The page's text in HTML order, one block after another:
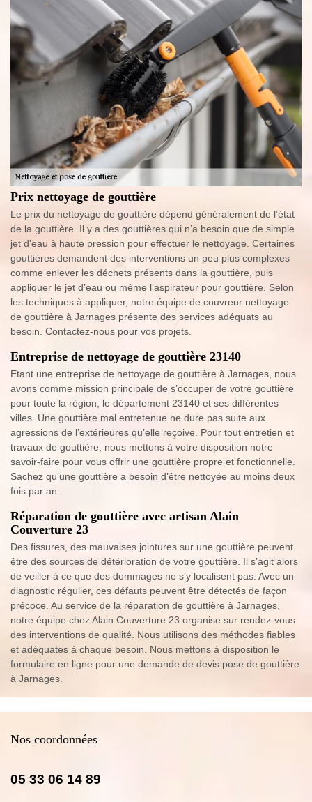
Prix nettoyage de gouttière
Le prix du nettoyage de gouttière dépend généralement de l’état
de la gouttière. Il y a des gouttières qui n’a besoin que de simple
jet d’eau à haute pression pour effectuer le nettoyage. Certaines
gouttières demandent des interventions un peu plus complexes
comme enlever les déchets présents dans la gouttière, puis
appliquer le jet d’eau ou même l’aspirateur pour gouttière. Selon
les techniques à appliquer, notre équipe de couvreur nettoyage
de gouttière à Jarnages présente des services adéquats au
besoin. Contactez-nous pour vos projets.
Entreprise de nettoyage de gouttière 23140
Etant une entreprise de nettoyage de gouttière à Jarnages, nous
avons comme mission principale de s’occuper de votre gouttière
pour toute la région, le département 23140 et ses différentes
villes. Une gouttière mal entretenue ne dure pas suite aux
agressions de l’extérieures qu’elle reçoive. Pour tout entretien et
travaux de gouttière, nous mettons à votre disposition notre
savoir-faire pour vous offrir une gouttière propre et fonctionnelle.
Sachez qu’une gouttière a besoin d’être nettoyée au moins deux
fois par an.
Réparation de gouttière avec artisan Alain
Couverture 23
Des fissures, des mauvaises jointures sur une gouttière peuvent
être des sources de détérioration de votre gouttière. Il s’agit alors
de veiller à ce que des dommages ne s’y localisent pas. Avec un
diagnostic régulier, ces défauts peuvent être détectés de façon
précoce. Au service de la réparation de gouttière à Jarnages,
notre équipe chez Alain Couverture 23 organise sur rendez-vous
des interventions de qualité. Nous utilisons des méthodes fiables
et adéquates à chaque besoin. Nous mettons à disposition le
formulaire en ligne pour une demande de devis pose de gouttière
à Jarnages.
Nos coordonnées
05 33 06 14 89